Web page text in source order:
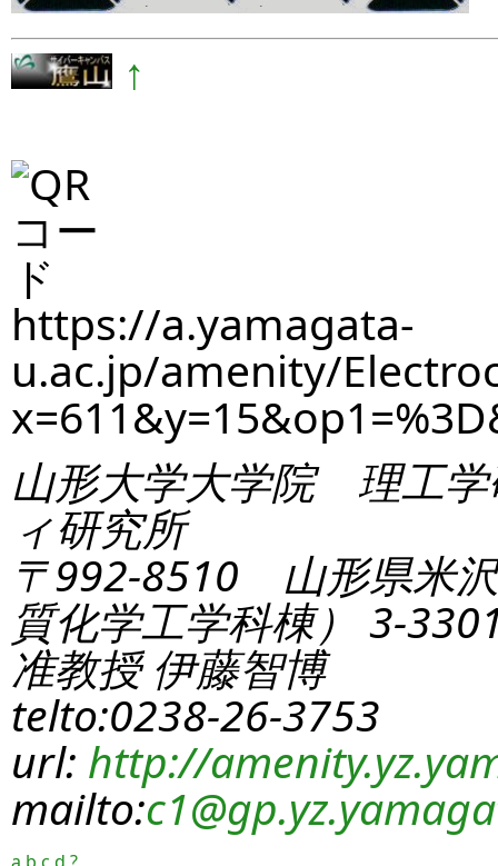
↑
https://a.yamagata-
u.ac.jp/amenity/
山形大学大学院 理工学
ィ研究所
〒992-8510 山形県米
質化学工学科棟） 3-
准教授 伊藤智博
telto:0238-26-3753
url: http://
mailto:c1